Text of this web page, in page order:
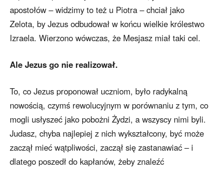
apostołów – widzimy to też u Piotra – chciał jako
Zelota, by Jezus odbudował w końcu wielkie królestwo
Izraela. Wierzono wówczas, że Mesjasz miał taki cel.
Ale Jezus go nie realizował.
To, co Jezus proponował uczniom, było radykalną
nowością, czymś rewolucyjnym w porównaniu z tym, co
mogli usłyszeć jako pobożni Żydzi, a wszyscy nimi byli.
Judasz, chyba najlepiej z nich wykształcony, być może
zaczął mieć wątpliwości, zaczął się zastanawiać – i
dlatego poszedł do kapłanów, żeby znaleźć